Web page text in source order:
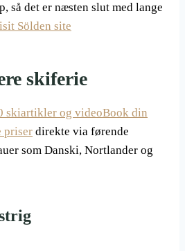
så det er næsten slut med lange
Sölden site
skiferie
skiartikler og videoBook din
priser direkte via førende
som Danski, Nortlander og